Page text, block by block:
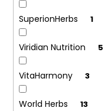
SuperionHerbs 1
Viridian Nutrition 5
VitaHarmony 3
World Herbs 13